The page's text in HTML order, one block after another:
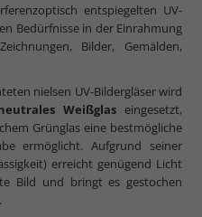
entspiegelten UV-
Bedürfnisse in der Einrahmung
Bilder, Gemälden,
nielsen UV-Bildergläser wird
Weißglaseingesetzt,
Grünglas eine bestmögliche
ermöglicht. Aufgrund seiner
erreicht genügend Licht
Bild und bringt es gestochen